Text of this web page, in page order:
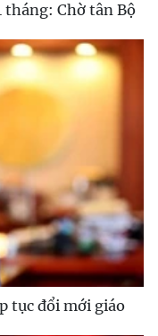
tháng: Chờ tân Bộ
tục đổi mới giáo